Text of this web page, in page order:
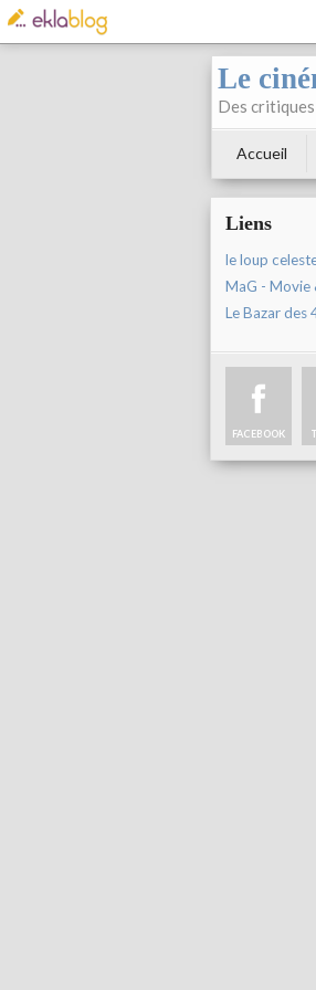
Le
Des
Accueil
Liens
le loup
MaG - Movie
Le Bazar des
FACEBOOK